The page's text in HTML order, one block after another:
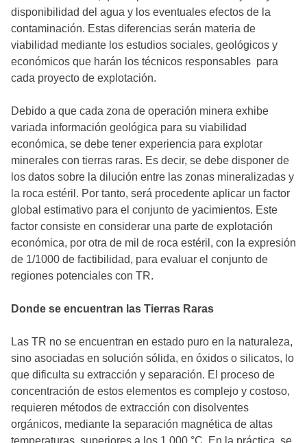
disponibilidad del agua y los eventuales efectos de la
contaminación. Estas diferencias serán materia de
viabilidad mediante los estudios sociales, geológicos y
económicos que harán los técnicos responsables para
cada proyecto de explotación.
Debido a que cada zona de operación minera exhibe
variada información geológica para su viabilidad
económica, se debe tener experiencia para explotar
minerales con tierras raras. Es decir, se debe disponer de
los datos sobre la dilución entre las zonas mineralizadas y
la roca estéril. Por tanto, será procedente aplicar un factor
global estimativo para el conjunto de yacimientos. Este
factor consiste en considerar una parte de explotación
económica, por otra de mil de roca estéril, con la expresión
de 1/1000 de factibilidad, para evaluar el conjunto de
regiones potenciales con TR.
Donde se encuentran las Tierras Raras
Las TR no se encuentran en estado puro en la naturaleza,
sino asociadas en solución sólida, en óxidos o silicatos, lo
que dificulta su extracción y separación. El proceso de
concentración de estos elementos es complejo y costoso,
requieren métodos de extracción con disolventes
orgánicos, mediante la separación magnética de altas